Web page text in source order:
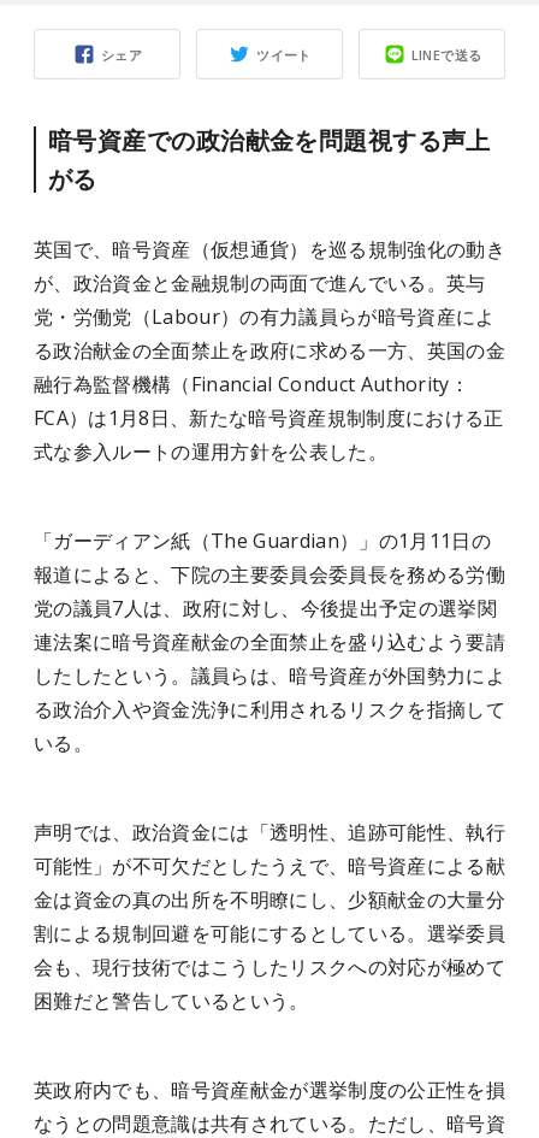
シェア ツイート LINEで送る
暗号資産での政治献金を問題視する声上
がる
英国で、暗号資産（仮想通貨）を巡る規制強化の動き
が、政治資金と金融規制の両面で進んでいる。英与
党・労働党（Labour）の有力議員らが暗号資産によ
る政治献金の全面禁止を政府に求める一方、英国の金
融行為監督機構（Financial Conduct Authority：
FCA）は1月8日、新たな暗号資産規制制度における正
式な参入ルートの運用方針を公表した。
「ガーディアン紙（The Guardian）」の1月11日の
報道によると、下院の主要委員会委員長を務める労働
党の議員7人は、政府に対し、今後提出予定の選挙関
連法案に暗号資産献金の全面禁止を盛り込むよう要請
したしたという。議員らは、暗号資産が外国勢力によ
る政治介入や資金洗浄に利用されるリスクを指摘して
いる。
声明では、政治資金には「透明性、追跡可能性、執行
可能性」が不可欠だとしたうえで、暗号資産による献
金は資金の真の出所を不明瞭にし、少額献金の大量分
割による規制回避を可能にするとしている。選挙委員
会も、現行技術ではこうしたリスクへの対応が極めて
困難だと警告しているという。
英政府内でも、暗号資産献金が選挙制度の公正性を損
なうとの問題意識は共有されている。ただし、暗号資